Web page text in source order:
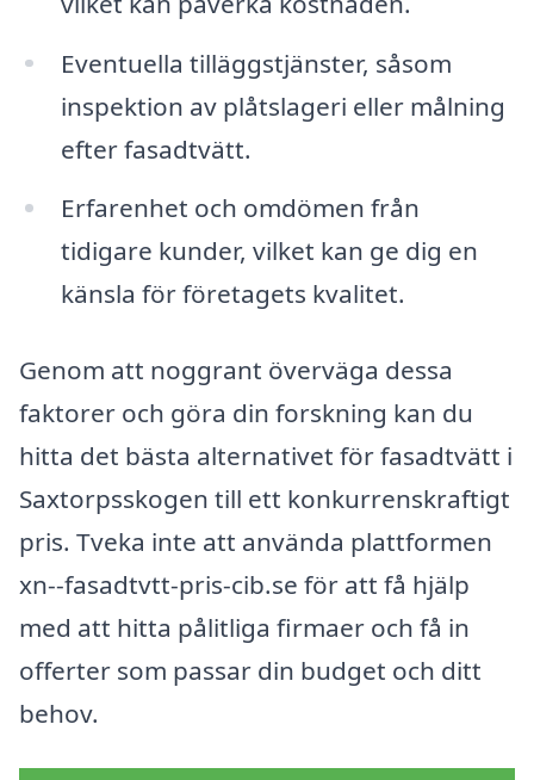
Eventuella tilläggstjänster, såsom
inspektion av plåtslageri eller målning
efter fasadtvätt.
Erfarenhet och omdömen från
tidigare kunder, vilket kan ge dig en
känsla för företagets kvalitet.
Genom att noggrant överväga dessa
faktorer och göra din forskning kan du
hitta det bästa alternativet för fasadtvätt i
Saxtorpsskogen till ett konkurrenskraftigt
pris. Tveka inte att använda plattformen
xn--fasadtvtt-pris-cib.se för att få hjälp
med att hitta pålitliga firmaer och få in
offerter som passar din budget och ditt
behov.